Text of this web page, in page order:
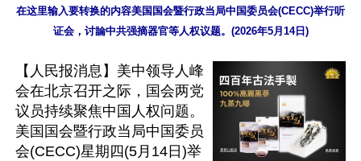
在这里输入要转换的内容美国国会暨行政当局中国委员会(CECC)举行听
证会，讨論中共强摘器官等人权议题。(2026年5月14日)
【人民报消息】美中领导人峰
会在北京召开之际，国会两党
议员持续聚焦中国人权问题。
美国国会暨行政当局中国委员
会(CECC)星期四(5月14日)举